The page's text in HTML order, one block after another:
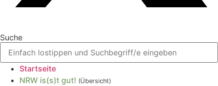
Suche
Startseite
NRW is(s)t gut! (Übersicht)